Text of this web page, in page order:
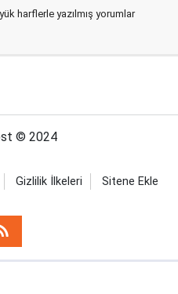
harflerle yazılmış yorumlar
© 2024
Gizlilik İlkeleri Sitene Ekle